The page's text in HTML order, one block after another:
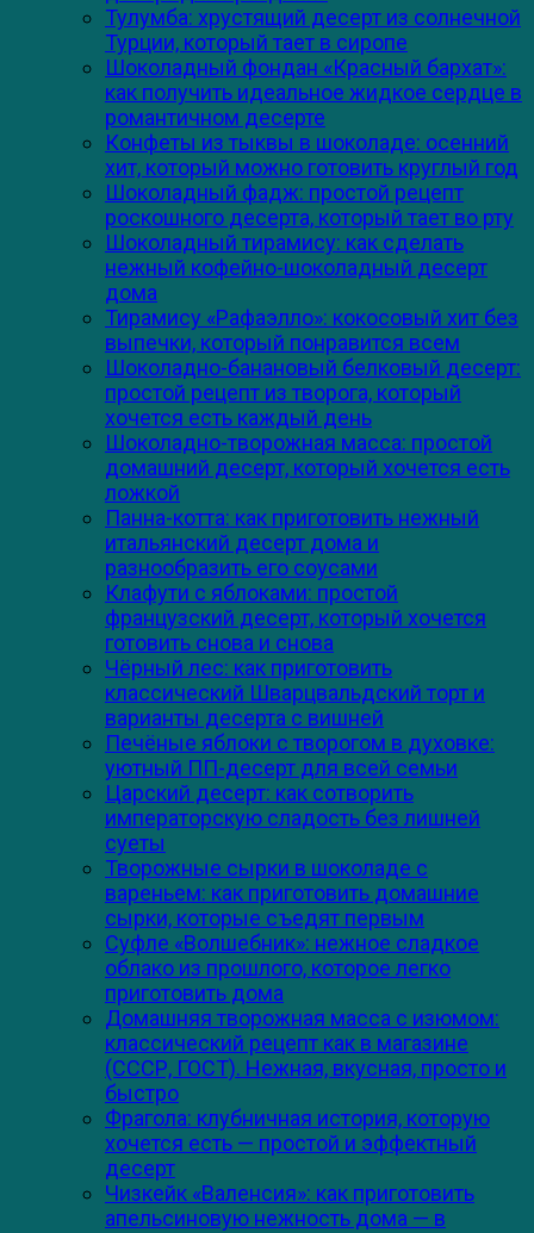
Тулумба: хрустящий десерт из солнечной
Турции, который тает в сиропе
Шоколадный фондан «Красный бархат»:
как получить идеальное жидкое сердце в
романтичном десерте
Конфеты из тыквы в шоколаде: осенний
хит, который можно готовить круглый год
Шоколадный фадж: простой рецепт
роскошного десерта, который тает во рту
Шоколадный тирамису: как сделать
нежный кофейно-шоколадный десерт
дома
Тирамису «Рафаэлло»: кокосовый хит без
выпечки, который понравится всем
Шоколадно-банановый белковый десерт:
простой рецепт из творога, который
хочется есть каждый день
Шоколадно-творожная масса: простой
домашний десерт, который хочется есть
ложкой
Панна-котта: как приготовить нежный
итальянский десерт дома и
разнообразить его соусами
Клафути с яблоками: простой
французский десерт, который хочется
готовить снова и снова
Чёрный лес: как приготовить
классический Шварцвальдский торт и
варианты десерта с вишней
Печёные яблоки с творогом в духовке:
уютный ПП-десерт для всей семьи
Царский десерт: как сотворить
императорскую сладость без лишней
суеты
Творожные сырки в шоколаде с
вареньем: как приготовить домашние
сырки, которые съедят первым
Суфле «Волшебник»: нежное сладкое
облако из прошлого, которое легко
приготовить дома
Домашняя творожная масса с изюмом:
классический рецепт как в магазине
(СССР, ГОСТ). Нежная, вкусная, просто и
быстро
Фрагола: клубничная история, которую
хочется есть — простой и эффектный
десерт
Чизкейк «Валенсия»: как приготовить
апельсиновую нежность дома — в